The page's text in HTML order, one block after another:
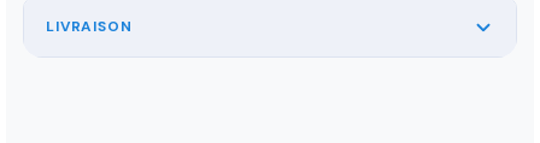
LIVRAISON